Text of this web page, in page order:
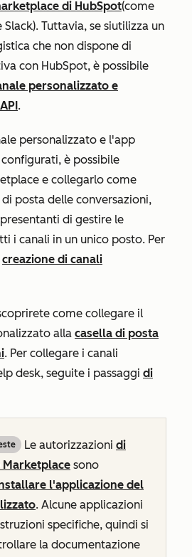
di HubSpot(come
Tuttavia, se siutilizza un
che non dispone di
con HubSpot, è possibile
personalizzato e
.
personalizzato e l'app
è possibile
e collegarlo come
posta delle conversazioni,
di gestire le
i canali in un unico posto. Per
creazione di canali
come collegare il
alla casella di posta
. Per collegare i canali
desk, seguite i passaggi di
Le autorizzazioni di
Marketplace sono
l'applicazione del
. Alcune applicazioni
specifiche, quindi si
la documentazione